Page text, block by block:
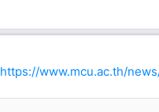
https://www.mcu.ac.th/